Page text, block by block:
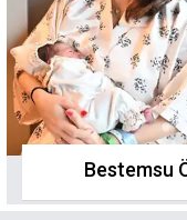
Bestemsu